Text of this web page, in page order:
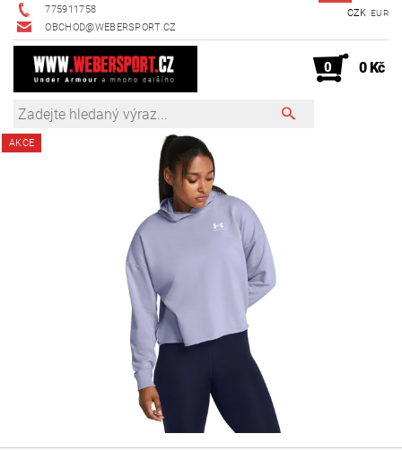
775911758
OBCHOD@WEBERSPORT.CZ
CZK EUR
0 0 Kč
AKCE